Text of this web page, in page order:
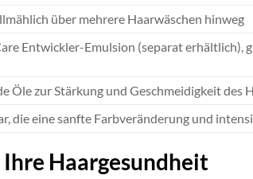
über mehrere Haarwäschen hinweg
Entwickler-Emulsion (separat erhältlich),
Öle zur Stärkung und Geschmeidigkeit des
die eine sanfte Farbveränderung und
Haargesundheit